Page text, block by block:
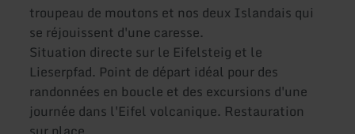
troupeau de moutons et nos deux Islandais qui
se réjouissent d'une caresse.
Situation directe sur le Eifelsteig et le
Lieserpfad. Point de départ idéal pour des
randonnées en boucle et des excursions d'une
journée dans l'Eifel volcanique. Restauration